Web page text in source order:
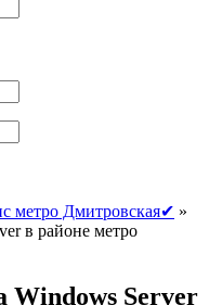
метро Дмитровская✔ »
в районе метро
Windows Server